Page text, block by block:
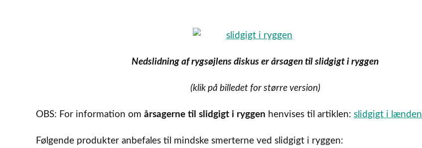
Nedslidning af rygsøjlens diskus er årsagen til slidgigt i ryggen
(klik på billedet for større version)
OBS: For information om årsagerne til slidgigt i ryggen henvises til artiklen: slidgigt i lænden
Følgende produkter anbefales til mindske smerterne ved slidgigt i ryggen: